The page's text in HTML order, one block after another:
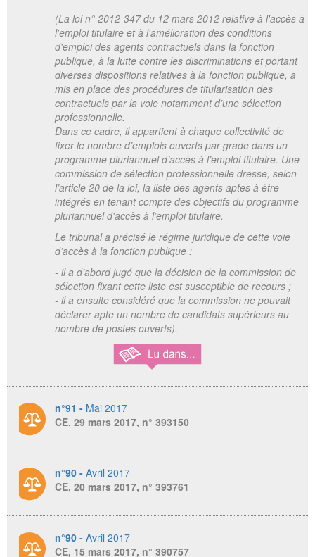
(La loi n° 2012-347 du 12 mars 2012 relative à l'accès à
l'emploi titulaire et à l'amélioration des conditions
d'emploi des agents contractuels dans la fonction
publique, à la lutte contre les discriminations et portant
diverses dispositions relatives à la fonction publique, a
mis en place des procédures de titularisation des
contractuels par la voie notamment d’une sélection
professionnelle.
Dans ce cadre, il appartient à chaque collectivité de
fixer le nombre d’emplois ouverts par grade dans un
programme pluriannuel d’accès à l’emploi titulaire. Une
commission de sélection professionnelle dresse, selon
l’article 20 de la loi, la liste des agents aptes à être
intégrés en tenant compte des objectifs du programme
pluriannuel d'accès à l’emploi titulaire.
Le tribunal a précisé le régime juridique de cette voie
d’accès à la fonction publique :
- il a d’abord jugé que la décision de la commission de
sélection fixant cette liste est susceptible de recours ;
- il a ensuite considéré que la commission ne pouvait
déclarer apte un nombre de candidats supérieurs au
nombre de postes ouverts).
n°91 - Mai 2017
CE, 29 mars 2017, n° 393150
n°90 - Avril 2017
CE, 20 mars 2017, n° 393761
n°90 - Avril 2017
CE, 15 mars 2017, n° 390757